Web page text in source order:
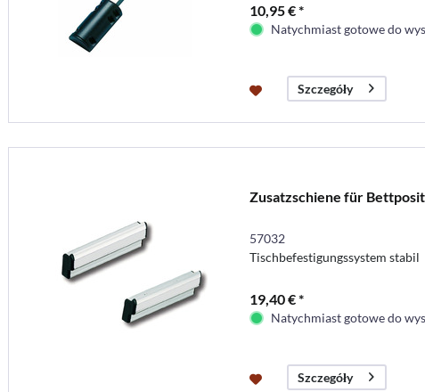
10,95 € *
Natychmiast gotowe do
Szczegóły
Zusatzschiene für
57032
Tischbefestigungssystem stabil
19,40 € *
Natychmiast gotowe do
Szczegóły